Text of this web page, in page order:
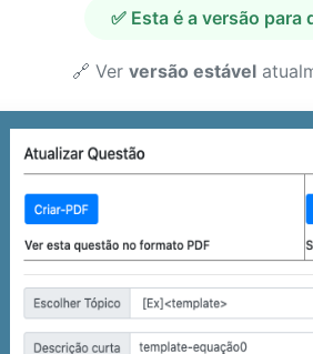
✅ Esta é a versão
🔗 Ver versão estável